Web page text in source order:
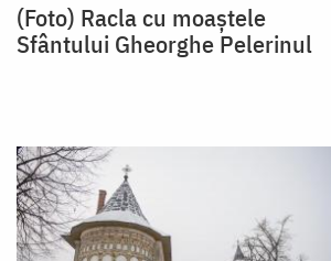
(Foto) Racla cu moaștele
Sfântului Gheorghe Pelerinul